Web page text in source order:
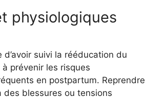
physiologiques
suivi la rééducation du
prévenir les risques
en postpartum. Reprendre
blessures ou tensions